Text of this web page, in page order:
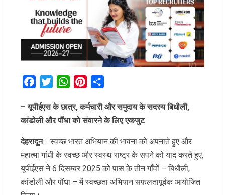
FacebookTwitterWhatsAppPinterest
– यूपीईएस के छात्र, कर्मचारी और समुदाय के सदस्य बिधौली,
कांडोली और पौंधा को संवारने के लिए एकजुट
देहरादून। स्वच्छ भारत अभियान की भावना को अपनाते हुए और
महात्मा गांधी के स्वच्छ और स्वस्थ राष्ट्र के सपने को याद करते हुए,
यूपीईएस ने 6 दिसम्बर 2025 को पास के तीन गाँवों – बिधौली,
कांडोली और पौंधा – में स्वच्छता अभियान सफलतापूर्वक आयोजित